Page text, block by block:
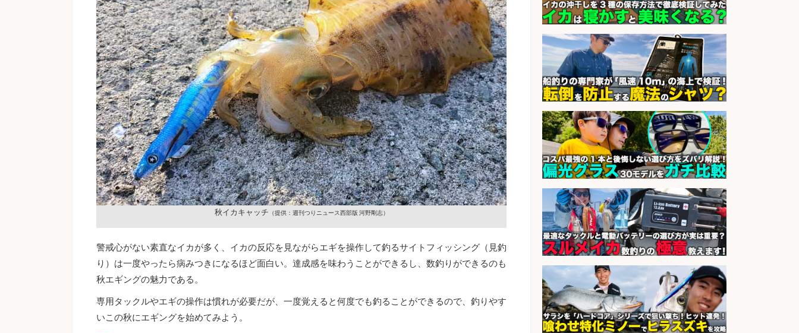
秋イカキャッチ （提供：週刊つりニュース西部版 河野剛志）
警戒心がない素直なイカが多く、イカの反応を見ながらエギを操作して釣るサイトフィッシング（見釣
り）は一度やったら病みつきになるほど面白い。達成感を味わうことができるし、数釣りができるのも
秋エギングの魅力である。
専用タックルやエギの操作は慣れが必要だが、一度覚えると何度でも釣ることができるので、釣りやす
いこの秋にエギングを始めてみよう。
会社名 株式会社ホットスタッフ鹿児島
sponsored by 求人ボックス
釣り具などの出荷作業～～/工場/製
造
会社名 UTグループ株式会社
営業事務/「大津市」釣り具メーカ
ーの物流事務・営業アシスタント/
小野駅から徒歩6分/「時給1,300
祝休み/滋賀県
会社名 株式会社ホットスタッフ滋賀
sponsored by 求人ボックス
営業事務/「大津市」釣り具メーカ
ーの物流事務・営業アシスタント/
小野駅徒歩6分/「時給1,300円」/大
型連休あり×残業なし×土日祝休み/
滋賀県